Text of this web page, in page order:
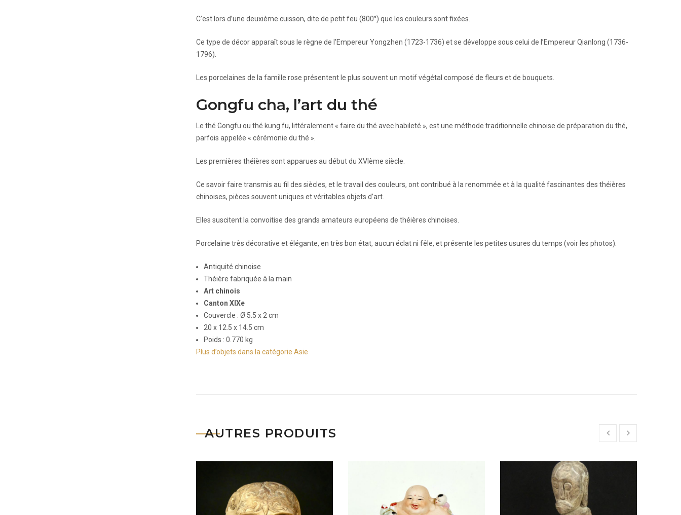
C’est lors d’une deuxième cuisson, dite de petit feu (800°) que les couleurs sont fixées.
Ce type de décor apparaît sous le règne de l’Empereur Yongzhen (1723-1736) et se développe sous celui de l’Empereur Qianlong (1736-
1796).
Les porcelaines de la famille rose présentent le plus souvent un motif végétal composé de fleurs et de bouquets.
Gongfu cha, l’art du thé
Le thé Gongfu ou thé kung fu, littéralement « faire du thé avec habileté », est une méthode traditionnelle chinoise de préparation du thé,
parfois appelée « cérémonie du thé ».
Les premières théières sont apparues au début du XVIème siècle.
Ce savoir faire transmis au fil des siècles, et le travail des couleurs, ont contribué à la renommée et à la qualité fascinantes des théières
chinoises, pièces souvent uniques et véritables objets d’art.
Elles suscitent la convoitise des grands amateurs européens de théières chinoises.
Porcelaine très décorative et élégante, en très bon état, aucun éclat ni fêle, et présente les petites usures du temps (voir les photos).
Antiquité chinoise
Théière fabriquée à la main
Art chinois
Canton XIXe
Couvercle : Ø 5.5 x 2 cm
20 x 12.5 x 14.5 cm
Poids : 0.770 kg
Plus d’objets dans la catégorie Asie
AUTRES PRODUITS